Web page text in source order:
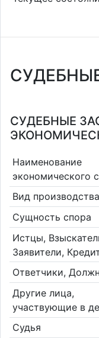
СУДЕБНЫЕ
Наименование
экономического
Вид производства
Сущность спора
Истцы,
Заявители,
Ответчики,
Другие лица,
участвующие в
Судья